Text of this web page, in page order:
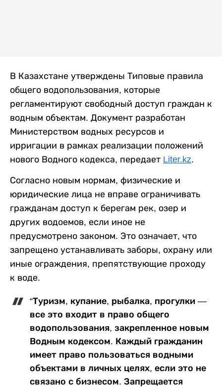
В Казахстане утверждены Типовые правила
общего водопользования, которые
регламентируют свободный доступ граждан к
водным объектам. Документ разработан
Министерством водных ресурсов и
ирригации в рамках реализации положений
нового Водного кодекса, передает Liter.kz.
Согласно новым нормам, физические и
юридические лица не вправе ограничивать
гражданам доступ к берегам рек, озер и
других водоемов, если иное не
предусмотрено законом. Это означает, что
запрещено устанавливать заборы, охрану или
иные ограждения, препятствующие проходу
к воде.
“Туризм, купание, рыбалка, прогулки —
все это входит в право общего
водопользования, закрепленное новым
Водным кодексом. Каждый гражданин
имеет право пользоваться водными
объектами в личных целях, если это не
связано с бизнесом. Запрещается